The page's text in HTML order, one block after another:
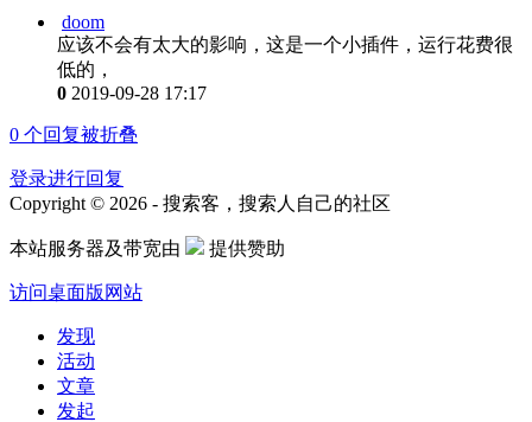
doom
应该不会有太大的影响，这是一个小插件，运行花费很
低的，
0 2019-09-28 17:17
0 个回复被折叠
登录进行回复
Copyright © 2026 - 搜索客，搜索人自己的社区
本站服务器及带宽由 提供赞助
访问桌面版网站
发现
活动
文章
发起